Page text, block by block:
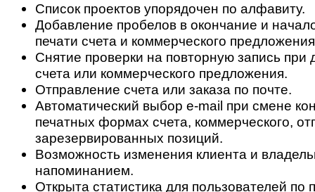
Список проектов упорядочен по алфавиту.
Добавление пробелов в окончание и
печати счета и коммерческого
Снятие проверки на повторную запись при
счета или коммерческого предложения.
Отправление счета или заказа по почте.
Автоматический выбор e-mail при смене
печатных формах счета, коммерческого,
зарезервированных позиций.
Возможность изменения клиента и
напоминанием.
Открыта статистика для пользователей по